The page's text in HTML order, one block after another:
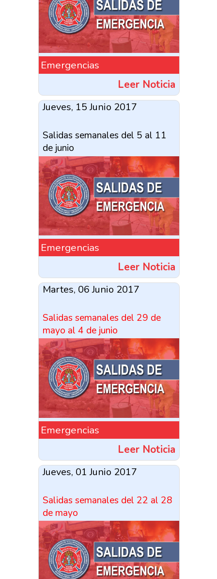
Emergencias
Leer Noticia
Jueves, 15 Junio 2017
Salidas semanales del 5 al 11
de junio
Emergencias
Leer Noticia
Martes, 06 Junio 2017
Salidas semanales del 29 de
mayo al 4 de junio
Emergencias
Leer Noticia
Jueves, 01 Junio 2017
Salidas semanales del 22 al 28
de mayo